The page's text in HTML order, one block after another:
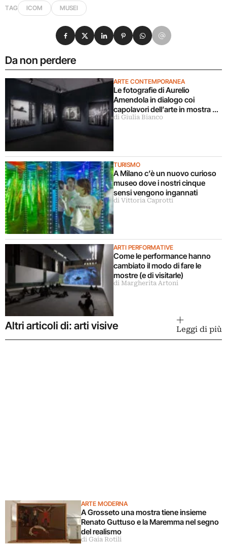
TAG ICOM MUSEI
Da non perdere
ARTE CONTEMPORANEA
Le fotografie di Aurelio
Amendola in dialogo coi
capolavori dell’arte in mostra a
Milano
di Giulia Bianco
TURISMO
A Milano c’è un nuovo curioso
museo dove i nostri cinque
sensi vengono ingannati
di Vittoria Caprotti
ARTI PERFORMATIVE
Come le performance hanno
cambiato il modo di fare le
mostre (e di visitarle)
di Margherita Artoni
Condividi su Facebook
Condividi su X
Condividi su LinkedIn
Condividi su Pinterest
Condividi su WhatsApp
Condividi su Email
Altri articoli di: arti visive Leggi di più
ARTE MODERNA
A Grosseto una mostra tiene insieme
Renato Guttuso e la Maremma nel segno
del realismo
di Gaia Rotili